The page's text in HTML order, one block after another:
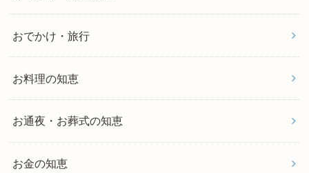
おでかけ・旅行
お料理の知恵
お通夜・お葬式の知恵
お金の知恵